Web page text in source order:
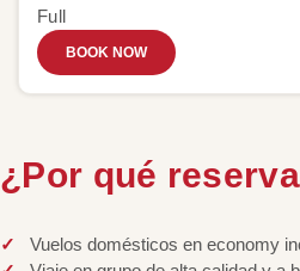
Full
BOOK NOW
¿Por qué
Vuelos domésticos en economy